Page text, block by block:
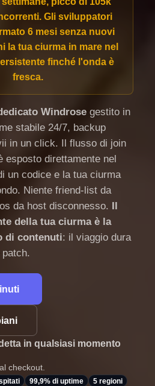
Gli sviluppatori
6 mesi senza nuovi
la tua ciurma in mare nel
finché l'onda è
fresca.
Windrose gestito in
stabile 24/7, backup
in un click. Il flusso di join
esposto direttamente nel
un codice e la tua ciurma
Niente friend-list da
da host disconnesso. Il
della tua ciurma è la
di contenuti: il viaggio dura
in qualsiasi momento
checkout.
99,9% di uptime
5 regioni